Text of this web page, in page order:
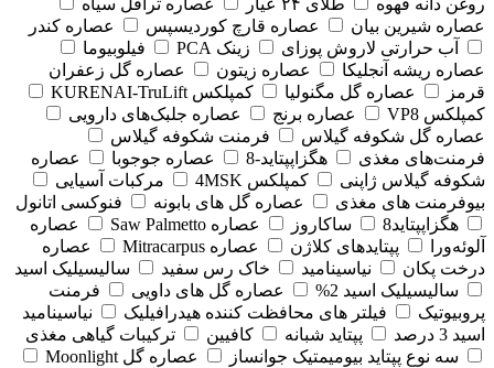
روغن دانه قهوه
طلای ۲۴ عیار
عصاره ترافل سیاه
عصاره شیرین بیان
عصاره قارچ کوردیسپس
عصاره کندر
آب حرارتی لاروش پوزای
زینک PCA
فیلوبیوما
عصاره ریشه آنجلیکا
عصاره زیتون
عصاره گل زعفران
قرمز
عصاره گل مگنولیا
کمپلکس KURENAI-TruLift
کمپلکس VP8
عصاره برنج
عصاره جلبک‌های دارویی
عصاره گل شکوفه گیلاس
فرمنت شکوفه گیلاس
فرمنت‌های مغذی
هگزاپپتاید-8 عصاره جوجوبا
عصاره
شکوفه گیلاس ژاپنی
کمپلکس 4MSK
مرکبات آسیایی
بیوفرمنت های مغذی
عصاره گل های بابونه
فنوکسی اتانول
هگزاپپتاید8
ساکاروز عصاره Saw Palmetto
عصاره
آلوئه‌ورا
پپتایدهای کلاژن عصاره Mitracarpus
عصاره
درخت پکان
نیاسینامید خاک رس سفید
سالیسیلیک اسید
سالیسیلیک اسید 2%
عصاره گل های داویی
فرمنت
پروبیوتیک
فیلتر های محافظت کننده هیدرافیلیک
نیاسینامید
اسید 3 درصد
پپتاید شبانه کافیین
ترکیبات گیاهی مغذی
سه نوع پپتاید بیومیمتیک جوانساز
عصاره گل Moonlight